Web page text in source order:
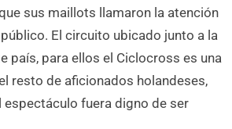
sus maillots llamaron la atención
El circuito ubicado junto a la
país, para ellos el Ciclocross es una
resto de aficionados holandeses,
fuera digno de ser